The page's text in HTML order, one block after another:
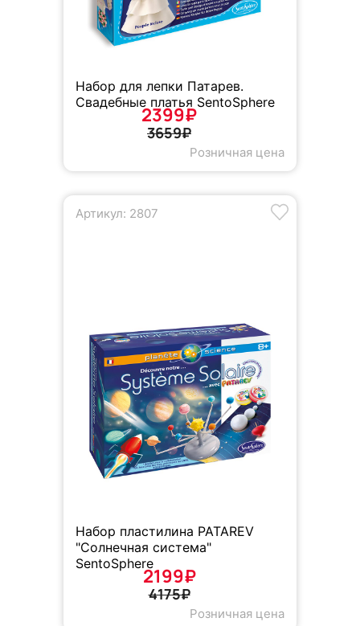
Набор для лепки Патарев.
Свадебные платья SentoSphere
2399₽
3659₽
Розничная цена
Артикул: 2807
Набор пластилина PATAREV
"Солнечная система"
SentoSphere
2199₽
4175₽
Розничная цена